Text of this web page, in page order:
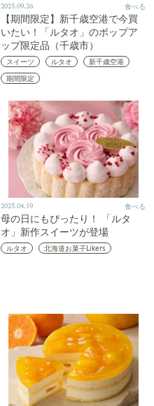
2025.09.26 食べる
【期間限定】新千歳空港で今買
いたい！「ルタオ」のポップア
ップ限定品（千歳市）
スイーツ ルタオ
新千歳空港
期間限定
2025.04.19 食べる
母の日にもぴったり！ 「ルタ
オ」新作スイーツが登場
ルタオ 北海道お菓子Likers